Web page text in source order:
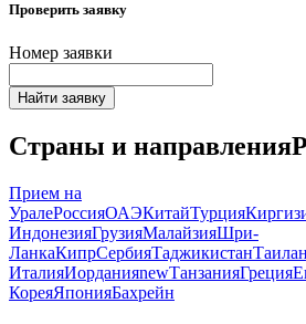
Проверить заявку
Номер заявки
Найти заявку
Страны и направления
Прием на
УралеРоссияОАЭКитайТурция
ИндонезияГрузияМалайзияШри-
ЛанкаКипрСербияТаджикистан
ИталияИорданияnewТанзанияГреция
КореяЯпонияБахрейн